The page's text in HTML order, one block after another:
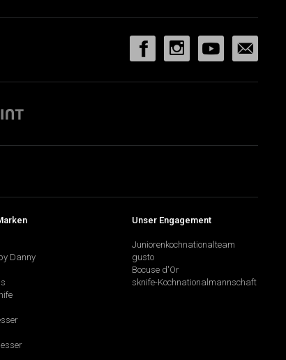
Danny
Unser Engagement
Juniorenkochnationalteam
gusto
Bocuse d'Or
sknife-Kochnationalmannschaft